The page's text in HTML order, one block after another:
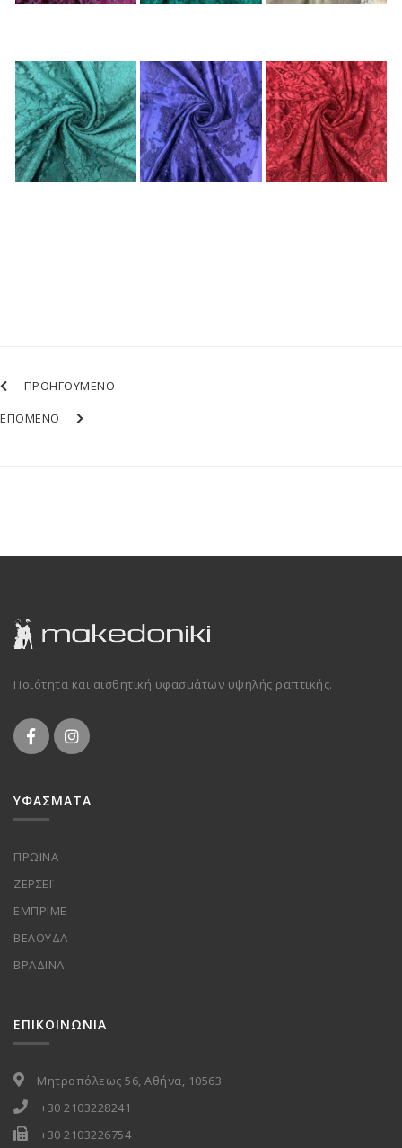
ΠΡΟΗΓΟΥΜΕΝΟ
ΕΠΟΜΕΝΟ
Ποιότητα και αισθητική υφασμάτων υψηλής ραπτικής.
ΥΦΑΣΜΑΤΑ
ΠΡΩΙΝΑ
ΖΕΡΣΕΪ
ΕΜΠΡΙΜΕ
ΒΕΛΟΥΔΑ
ΒΡΑΔΙΝΑ
ΕΠΙΚΟΙΝΩΝΙΑ
Μητροπόλεως 56, Αθήνα, 10563
+30 2103228241
+30 2103226754